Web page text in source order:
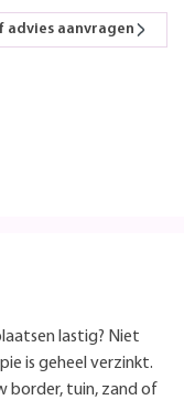
advies aanvragen
lastig? Niet
is geheel verzinkt.
border, tuin, zand of